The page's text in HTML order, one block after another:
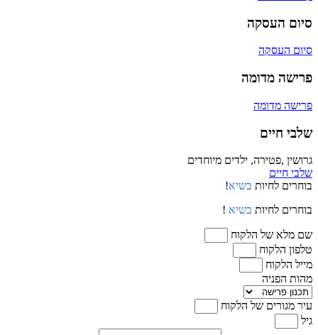
סיום העסקה
סיום העסקה
פרישה מדומה
פרישה מדומה
שלבי חיים
גרושין ,פטירה, ילדים מיוחדים
שלבי חיים
בוחרים לחיות בשיא!
בוחרים לחיות בשיא !
שם מלא של הלקוח
טלפון הלקוח
מייל הלקוח
מהות הפניה
עיר מגורים של הלקוח
גיל